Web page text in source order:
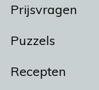
Prijsvragen
Puzzels
Recepten